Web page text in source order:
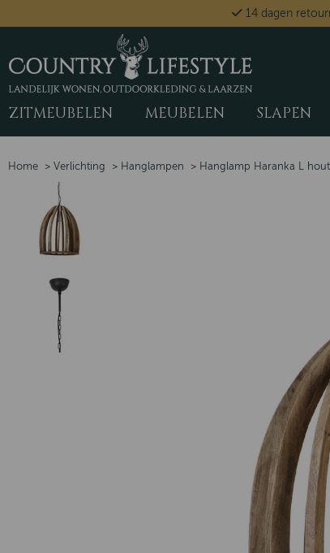
14 dagen
ZITMEUBELEN MEUBELEN SLAPEN
Home > Verlichting > Hanglampen > Hanglamp Haranka L